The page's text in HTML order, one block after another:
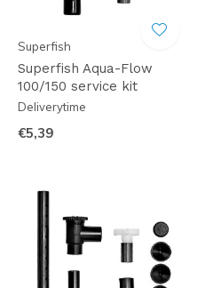
Superfish
Superfish Aqua-Flow
100/150 service kit
Deliverytime
€5,39